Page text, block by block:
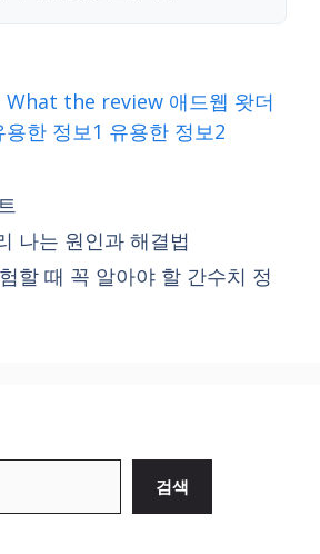
What the review 애드웹 왓더
용한 정보1 유용한 정보2
나는 원인과 해결법
할 때 꼭 알아야 할 간수치 정
검색